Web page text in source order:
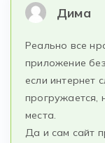
Дима
Реально все
приложение
если интернет
прогружается,
места.
Да и сам сайт